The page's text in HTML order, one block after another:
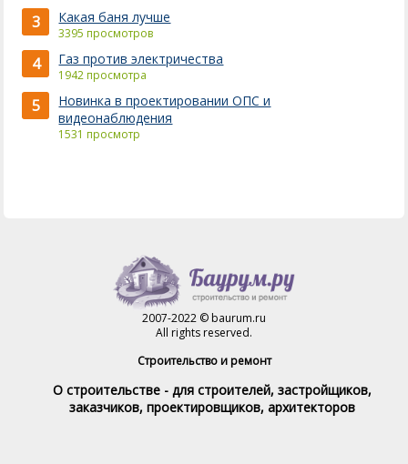
3 Какая баня лучше
3395 просмотров
4 Газ против электричества
1942 просмотра
5
Новинка в проектировании ОПС и
видеонаблюдения
1531 просмотр
2007-2022 © baurum.ru
All rights reserved.
Строительство и ремонт
О строительстве - для строителей, застройщиков,
заказчиков, проектировщиков, архитекторов